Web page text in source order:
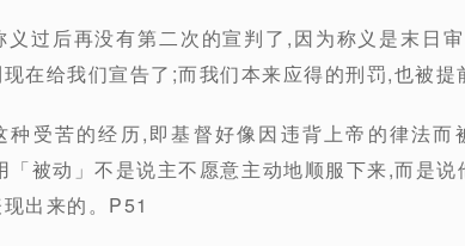
义过后再没有第二次的宣判了,因为称义是末日
在给我们宣告了;而我们本来应得的刑罚,也被
种受苦的经历,即基督好像因违背上帝的律法
「被动」不是说主不愿意主动地顺服下来,而是
出来的。P51